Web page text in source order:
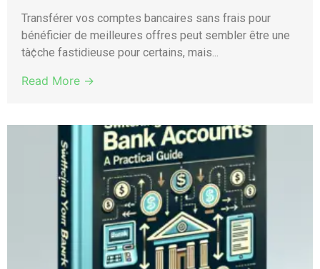
Transférer vos comptes bancaires sans frais pour
bénéficier de meilleures offres peut sembler être une
tà¢che fastidieuse pour certains, mais...
Read More →